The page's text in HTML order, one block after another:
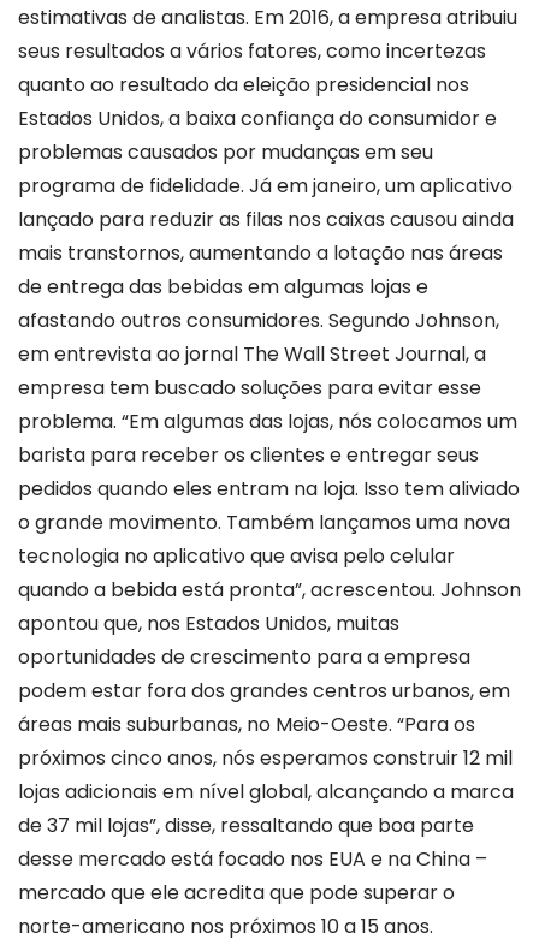
estimativas de analistas. Em 2016, a empresa atribuiu
seus resultados a vários fatores, como incertezas
quanto ao resultado da eleição presidencial nos
Estados Unidos, a baixa confiança do consumidor e
problemas causados por mudanças em seu
programa de fidelidade. Já em janeiro, um aplicativo
lançado para reduzir as filas nos caixas causou ainda
mais transtornos, aumentando a lotação nas áreas
de entrega das bebidas em algumas lojas e
afastando outros consumidores. Segundo Johnson,
em entrevista ao jornal The Wall Street Journal, a
empresa tem buscado soluções para evitar esse
problema. “Em algumas das lojas, nós colocamos um
barista para receber os clientes e entregar seus
pedidos quando eles entram na loja. Isso tem aliviado
o grande movimento. Também lançamos uma nova
tecnologia no aplicativo que avisa pelo celular
quando a bebida está pronta”, acrescentou. Johnson
apontou que, nos Estados Unidos, muitas
oportunidades de crescimento para a empresa
podem estar fora dos grandes centros urbanos, em
áreas mais suburbanas, no Meio-Oeste. “Para os
próximos cinco anos, nós esperamos construir 12 mil
lojas adicionais em nível global, alcançando a marca
de 37 mil lojas”, disse, ressaltando que boa parte
desse mercado está focado nos EUA e na China –
mercado que ele acredita que pode superar o
norte-americano nos próximos 10 a 15 anos.